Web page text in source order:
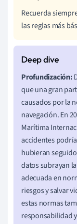
Recuerda
las reglas más
Profundización:
que una gran
causados por la
navegación. En
Marítima
accidentes
hubieran
datos subrayan
adecuada en
riesgos y salvar
estas normas
responsabilidad